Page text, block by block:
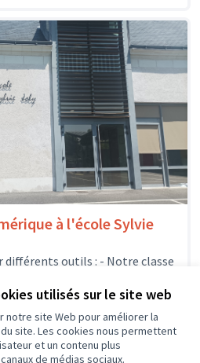
utilisés sur le site web
notre site Web pour améliorer la
site. Les cookies nous permettent
et un contenu plus
de médias sociaux.
à l'école Sylvie
différents outils : - Notre classe
que les élèves...